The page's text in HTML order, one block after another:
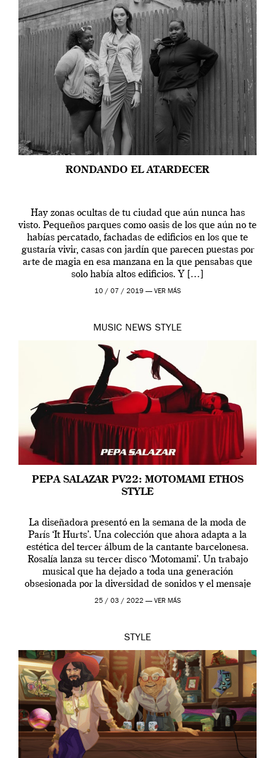
RONDANDO EL ATARDECER
Hay zonas ocultas de tu ciudad que aún nunca has
visto. Pequeños parques como oasis de los que aún no te
habías percatado, fachadas de edificios en los que te
gustaría vivir, casas con jardín que parecen puestas por
arte de magia en esa manzana en la que pensabas que
solo había altos edificios. Y […]
10 / 07 / 2019 — VER MÁS
MUSIC NEWS STYLE
PEPA SALAZAR PV22: MOTOMAMI ETHOS
STYLE
La diseñadora presentó en la semana de la moda de
París ‘It Hurts’. Una colección que ahora adapta a la
estética del tercer álbum de la cantante barcelonesa.
Rosalía lanza su tercer disco ‘Motomami’. Un trabajo
musical que ha dejado a toda una generación
obsesionada por la diversidad de sonidos y el mensaje
profundo que […]
25 / 03 / 2022 — VER MÁS
STYLE